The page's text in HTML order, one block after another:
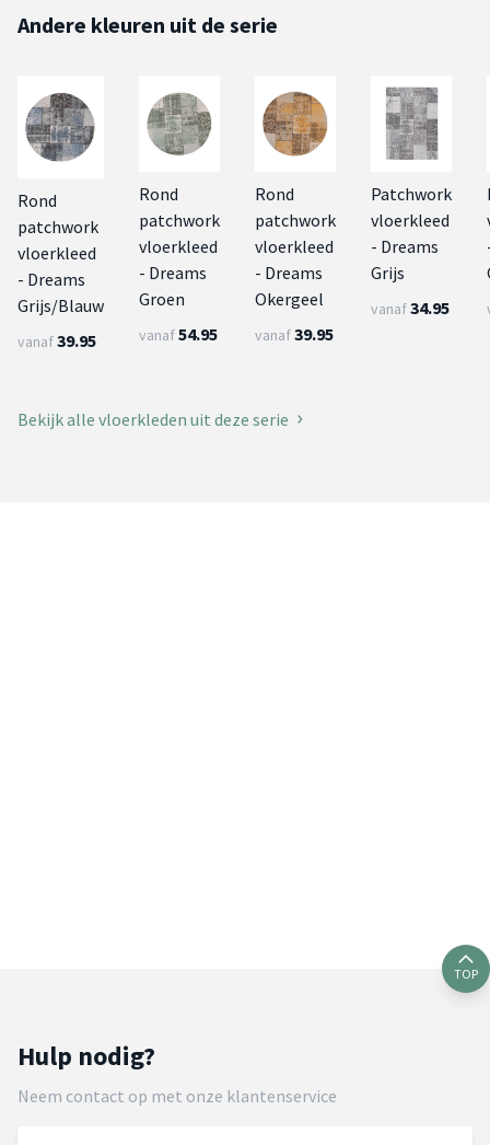
Andere kleuren uit de serie
Rond
patchwork
vloerkleed
- Dreams
Grijs/Blauw
vanaf39.95
Rond
patchwork
vloerkleed
- Dreams
Groen
vanaf54.95
Rond
patchwork
vloerkleed
- Dreams
Okergeel
vanaf39.95
Patchwork
vloerkleed
- Dreams
Grijs
vanaf34.95
Bekijk alle vloerkleden uit deze serie
TOP
Hulp nodig?
Neem contact op met onze klantenservice